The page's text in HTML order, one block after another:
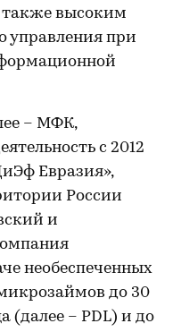
высоким
управления при
– МФК,
с 2012
Евразия»,
России
и
необеспеченных
до 30
(далее – PDL) и до